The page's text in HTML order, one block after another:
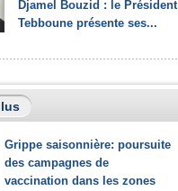
Djamel Bouzid : le Président
Tebboune présente ses...
Grippe saisonnière: poursuite
des campagnes de
vaccination dans les zones